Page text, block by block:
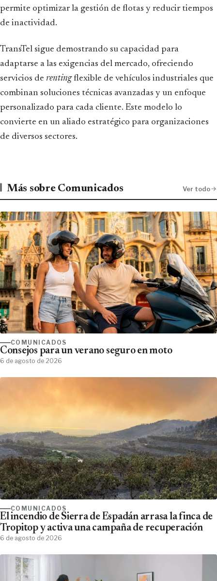
permite optimizar la gestión de flotas y reducir tiempos
de inactividad.
TransTel sigue demostrando su capacidad para
adaptarse a las exigencias del mercado, ofreciendo
servicios de rentingflexible de vehículos industriales que
combinan soluciones técnicas avanzadas y un enfoque
personalizado para cada cliente. Este modelo lo
convierte en un aliado estratégico para organizaciones
de diversos sectores.
Más sobre Comunicados Ver todo
COMUNICADOS
Consejos para un verano seguro en moto
6 de agosto de 2026
COMUNICADOS
El incendio de Sierra de Espadán arrasa la finca de
Tropitop y activa una campaña de recuperación
6 de agosto de 2026